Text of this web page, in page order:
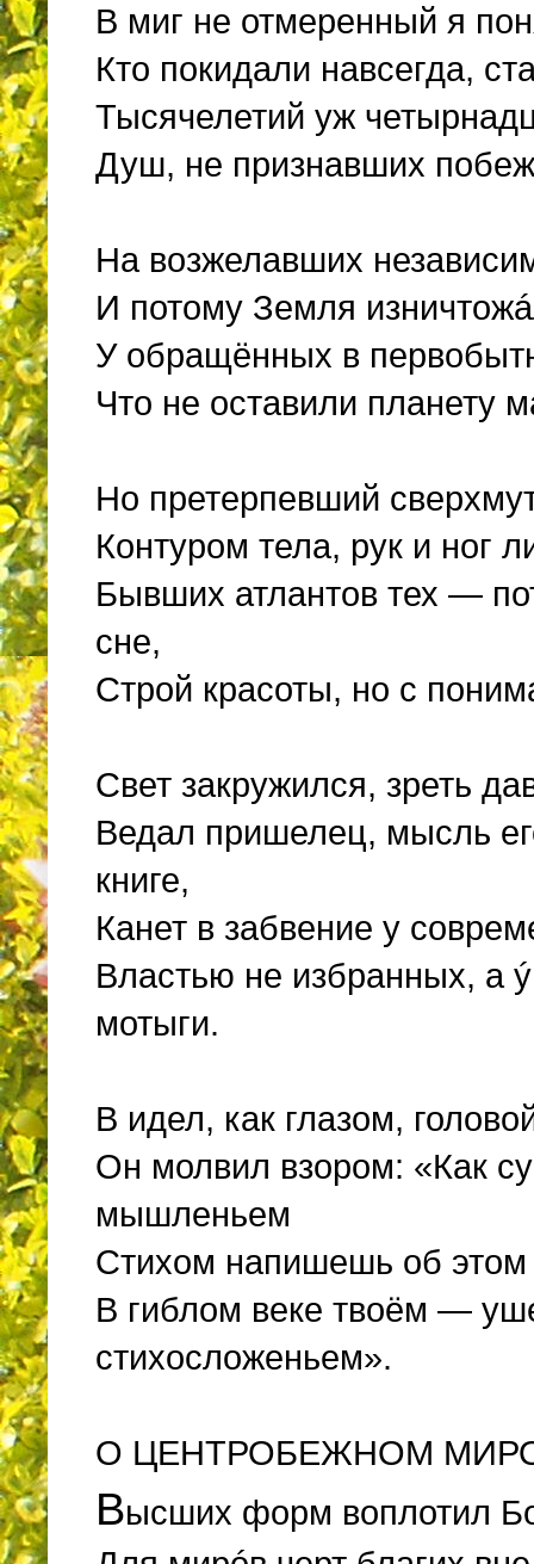
В миг не отмеренный я
Кто покидали навсегда,
Тысячелетий уж
Душ, не признавших
На возжелавших
И потому Земля
У обращённых в
Что не оставили планету
Но претерпевший
Контуром тела, рук и ног
Бывших атлантов тех —
сне,
Строй красоты, но с
Свет закружился, зреть
Ведал пришелец, мысль
книге,
Канет в забвение у
Властью не избранных, а
мотыги.
В идел, как глазом,
Он молвил взором: «Как
мышленьем
Стихом напишешь об этом
В гиблом веке твоём —
стихосложеньем».
О ЦЕНТРОБЕЖНОМ
Высших форм воплотил